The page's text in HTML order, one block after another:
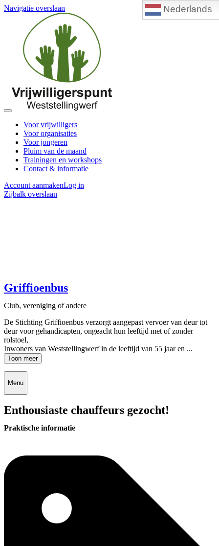
Nederlands
Navigatie overslaan
Voor vrijwilligers
Voor organisaties
Voor jongeren
Pluim van de maand
Trainingen en workshops
Contact & informatie
Account aanmakenLog in
Zijbalk overslaan
Griffioenbus
Club, vereniging of andere
De Stichting Griffioenbus verzorgt aangepast vervoer van deur tot
deur voor gehandicapten, ongeacht hun leeftijd met of zonder
rolstoel,
Inwoners van Weststellingwerf in de leeftijd van 55 jaar en ...
Toon meer
Menu
Enthousiaste chauffeurs gezocht!
Praktische informatie